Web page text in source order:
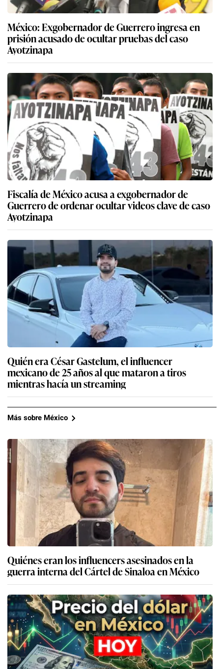
México: Exgobernador de Guerrero ingresa en
prisión acusado de ocultar pruebas del caso
Ayotzinapa
Fiscalía de México acusa a exgobernador de
Guerrero de ordenar ocultar videos clave de caso
Ayotzinapa
Quién era César Gastelum, el influencer
mexicano de 25 años al que mataron a tiros
mientras hacía un streaming
Más sobre México
Quiénes eran los influencers asesinados en la
guerra interna del Cártel de Sinaloa en México